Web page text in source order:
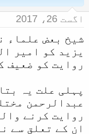
ا
آ
غ
ا
ز
ر
ن
ے
اگست 26، 2017
شیخ بعض علماء
یزید کو امیر
روایت کو ضعیف
پہلی علت یہ
عبدالرحمن
روایت کرنے
ان کے تعلق سے